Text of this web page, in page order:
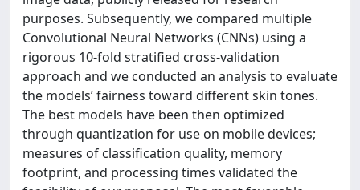
purposes. Subsequently, we compared multiple
Convolutional Neural Networks (CNNs) using a
rigorous 10-fold stratified cross-validation
approach and we conducted an analysis to evaluate
the models’ fairness toward different skin tones.
The best models have been then optimized
through quantization for use on mobile devices;
measures of classification quality, memory
footprint, and processing times validated the